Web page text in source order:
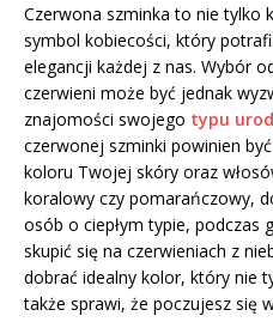
Czerwona szminka to nie tylko
symbol kobiecości, który
elegancji każdej z nas. Wybór
czerwieni może być jednak
znajomości swojego typu
czerwonej szminki powinien
koloru Twojej skóry oraz
koralowy czy pomarańczowy,
osób o ciepłym typie, podczas
skupić się na czerwieniach z
dobrać idealny kolor, który nie
także sprawi, że poczujesz się